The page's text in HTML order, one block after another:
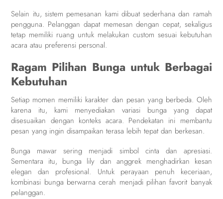
Selain itu, sistem pemesanan kami dibuat sederhana dan ramah
pengguna. Pelanggan dapat memesan dengan cepat, sekaligus
tetap memiliki ruang untuk melakukan custom sesuai kebutuhan
acara atau preferensi personal.
Ragam Pilihan Bunga untuk Berbagai
Kebutuhan
Setiap momen memiliki karakter dan pesan yang berbeda. Oleh
karena itu, kami menyediakan variasi bunga yang dapat
disesuaikan dengan konteks acara. Pendekatan ini membantu
pesan yang ingin disampaikan terasa lebih tepat dan berkesan.
Bunga mawar sering menjadi simbol cinta dan apresiasi.
Sementara itu, bunga lily dan anggrek menghadirkan kesan
elegan dan profesional. Untuk perayaan penuh keceriaan,
kombinasi bunga berwarna cerah menjadi pilihan favorit banyak
pelanggan.